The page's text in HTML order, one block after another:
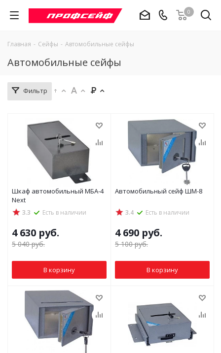
0
Главная - Сейфы - Автомобильные сейфы
Автомобильные сейфы
Фильтр
Шкаф автомобильный МБА-4
Next
3.3 Есть в наличии
4 630 руб.
5 040руб.
В корзину
Автомобильный сейф ШМ-8
3.4 Есть в наличии
4 690 руб.
5 100руб.
В корзину